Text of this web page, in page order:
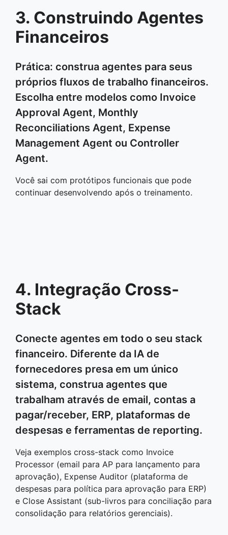
3. Construindo Agentes
Financeiros
Prática: construa agentes para seus
próprios fluxos de trabalho financeiros.
Escolha entre modelos como Invoice
Approval Agent, Monthly
Reconciliations Agent, Expense
Management Agent ou Controller
Agent.
Você sai com protótipos funcionais que pode
continuar desenvolvendo após o treinamento.
4. Integração Cross-
Stack
Conecte agentes em todo o seu stack
financeiro. Diferente da IA de
fornecedores presa em um único
sistema, construa agentes que
trabalham através de email, contas a
pagar/receber, ERP, plataformas de
despesas e ferramentas de reporting.
Veja exemplos cross-stack como Invoice
Processor (email para AP para lançamento para
aprovação), Expense Auditor (plataforma de
despesas para política para aprovação para ERP)
e Close Assistant (sub-livros para conciliação para
consolidação para relatórios gerenciais).